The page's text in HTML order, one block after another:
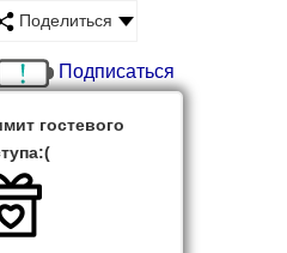
Поделиться
Подписаться
гостевого